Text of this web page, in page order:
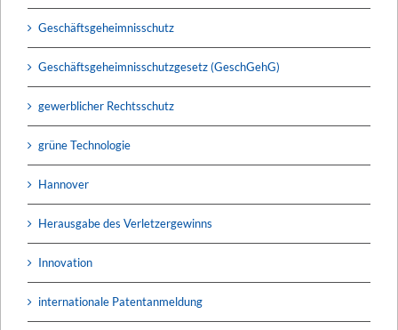
Geschäftsgeheimnisschutz
Geschäftsgeheimnisschutzgesetz (GeschGehG)
gewerblicher Rechtsschutz
grüne Technologie
Hannover
Herausgabe des Verletzergewinns
Innovation
internationale Patentanmeldung